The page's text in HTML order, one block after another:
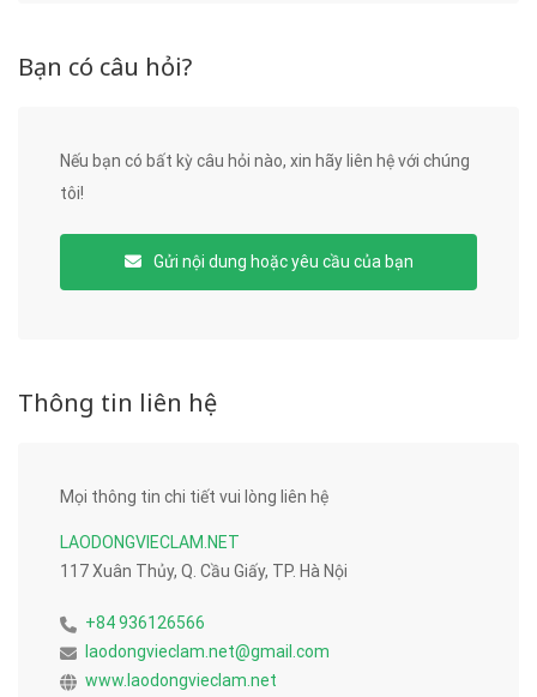
Bạn có câu hỏi?
Nếu bạn có bất kỳ câu hỏi nào, xin hãy liên hệ với chúng
tôi!
Gửi nội dung hoặc yêu cầu của bạn
Thông tin liên hệ
Mọi thông tin chi tiết vui lòng liên hệ
LAODONGVIECLAM.NET
117 Xuân Thủy, Q. Cầu Giấy, TP. Hà Nội
+84 936126566
laodongvieclam.net@gmail.com
www.laodongvieclam.net